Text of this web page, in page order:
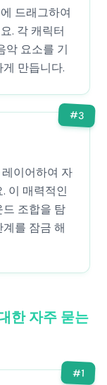
드래그하여
. 각 캐릭터
악 요소를 기
만듭니다.
#3
이어하여 자
이 매력적인
조합을 탐
를 잠금 해
한 자주 묻는
#1